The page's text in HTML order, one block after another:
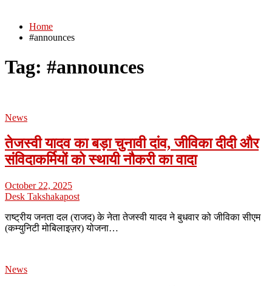
Home
#announces
Tag: #announces
News
तेजस्वी यादव का बड़ा चुनावी दांव, जीविका दीदी और
संविदाकर्मियों को स्थायी नौकरी का वादा
October 22, 2025
Desk Takshakapost
राष्ट्रीय जनता दल (राजद) के नेता तेजस्वी यादव ने बुधवार को जीविका सीएम
(कम्युनिटी मोबिलाइज़र) योजना…
News